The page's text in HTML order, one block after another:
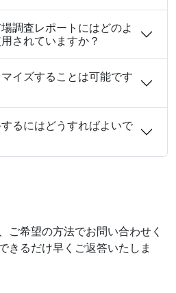
調査レポートにはどのよ
されていますか？
イズすることは可能です
るにはどうすればよいで
ご希望の方法でお問い合わせく
きるだけ早くご返答いたしま